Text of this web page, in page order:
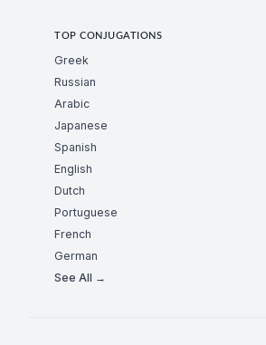
TOP CONJUGATIONS
Greek
Russian
Arabic
Japanese
Spanish
English
Dutch
Portuguese
French
German
See All →